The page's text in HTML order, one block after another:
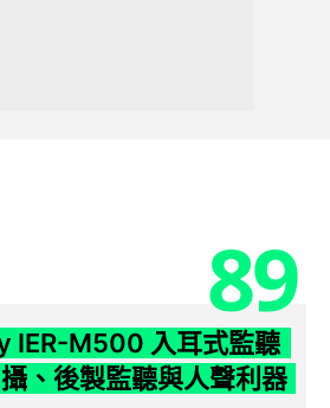
89
IER-M500 入耳式監聽
、後製監聽與人聲利器